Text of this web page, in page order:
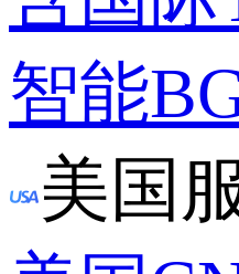
智能
美国